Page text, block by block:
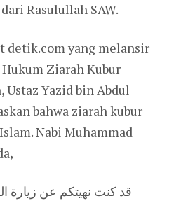
Rasulullah SAW.
detik.com yang melansir
Ziarah Kubur
Ustaz Yazid bin Abdul
bahwa ziarah kubur
Nabi Muhammad
قد كنت نهيتكم عن زيارة